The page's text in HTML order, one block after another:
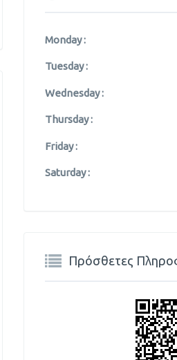
Monday :
Tuesday :
Wednesday :
Thursday :
Friday :
Saturday :
Πρόσθετες